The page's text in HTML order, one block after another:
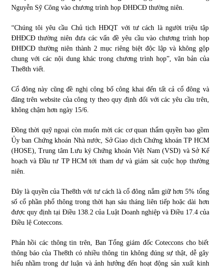
09/11/2021
Chứng khoán ngày 12/10/2021: Top 10 cổ phiếu nổi bật
13/10/2021
13/10/2021
Nguyễn Sỹ Công vào chương trình họp ĐHĐCĐ thường niên.
“Chúng tôi yêu cầu Chủ tịch HĐQT với tư cách là người triệu tập
ĐHĐCĐ thường niên đưa các vấn đề yêu cầu vào chương trình họp
ĐHĐCĐ thường niên thành 2 mục riêng biệt độc lập và không gộp
chung với các nội dung khác trong chương trình họp”, văn bản của
The8th viết.
Cổ đông này cũng đề nghị công bố công khai đến tất cả cổ đông và
đăng trên website của công ty theo quy định đối với các yêu cầu trên,
không chậm hơn ngày 15/6.
Đồng thời quỹ ngoại còn muốn mời các cơ quan thẩm quyền bao gồm
Ủy ban Chứng khoán Nhà nước, Sở Giao dịch Chứng khoán TP HCM
(HOSE), Trung tâm Lưu ký Chứng khoán Việt Nam (VSD) và Sở Kế
hoạch và Đầu tư TP HCM tới tham dự và giám sát cuộc họp thường
niên.
Đây là quyền của The8th với tư cách là cổ đông nắm giữ hơn 5% tổng
số cổ phần phổ thông trong thời hạn sáu tháng liên tiếp hoặc dài hơn
được quy định tại Điều 138.2 của Luật Doanh nghiệp và Điều 17.4 của
Điều lệ Coteccons.
Phản hồi các thông tin trên, Ban Tổng giám đốc Coteccons cho biết
thông báo của The8th có nhiều thông tin không đúng sự thật, dễ gây
hiểu nhầm trong dư luận và ảnh hưởng đến hoạt động sản xuất kinh